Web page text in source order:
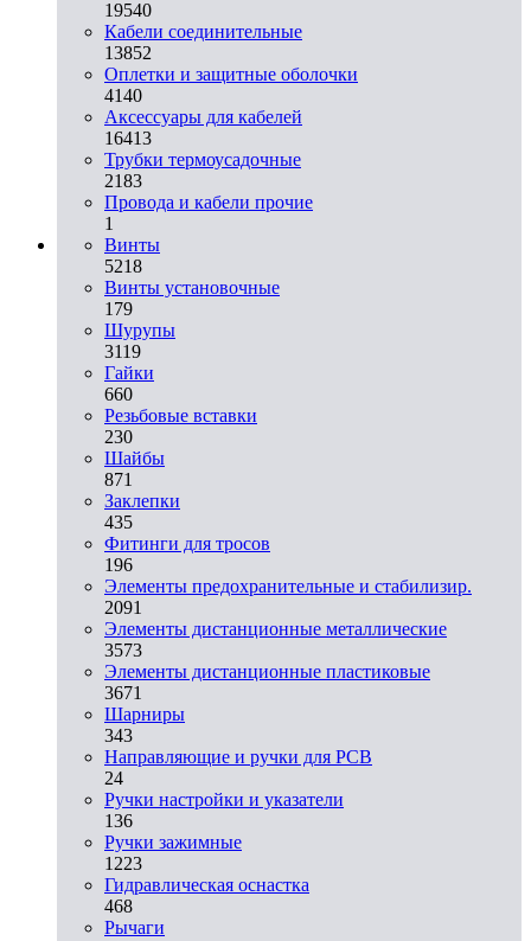
19540
Кабели соединительные
13852
Оплетки и защитные оболочки
4140
Аксессуары для кабелей
16413
Трубки термоусадочные
2183
Провода и кабели прочие
1
Винты
5218
Винты установочные
179
Шурупы
3119
Гайки
660
Резьбовые вставки
230
Шайбы
871
Заклепки
435
Фитинги для тросов
196
Элементы предохранительные и стабилизир.
2091
Элементы дистанционные металлические
3573
Элементы дистанционные пластиковые
3671
Шарниры
343
Направляющие и ручки для PCB
24
Ручки настройки и указатели
136
Ручки зажимные
1223
Гидравлическая оснастка
468
Рычаги